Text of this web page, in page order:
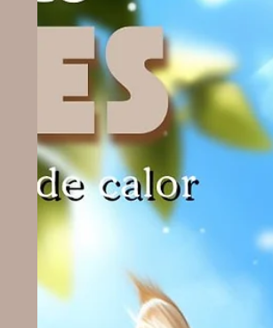
representa riesgos físicos. Descubre
recomendable y qué alternativas
para cuidar mejor a tu Maine Coon.